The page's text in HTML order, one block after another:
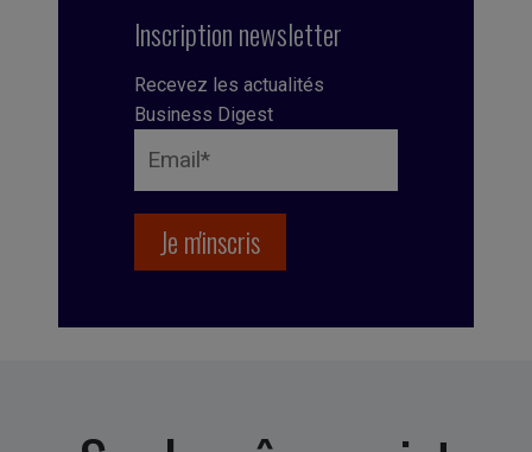
Inscription newsletter
Recevez les actualités
Business Digest